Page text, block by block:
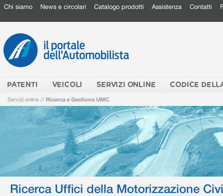
Chi siamo News e circolari Catalogo prodotti Assistenza Contatti
PATENTI VEICOLI SERVIZI ONLINE CODICE
Servizi online // Ricerca e Gestione UMC
Ricerca Uffici della Motorizzazione